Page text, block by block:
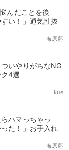
んだことを後
い！」通気性抜
海原藍
いやりがちなNG
4選
Ikue
ハマっちゃっ
た！」お手入れ
海原藍